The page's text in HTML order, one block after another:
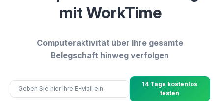
mit WorkTime
Computeraktivität über Ihre gesamte
Belegschaft hinweg verfolgen
14 Tage kostenlos
testen